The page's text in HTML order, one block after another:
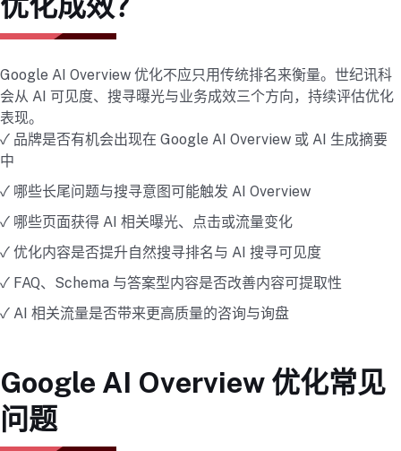
Google AI Overview 优化不应只用传统排名来衡量。世纪讯科
会从 AI 可见度、搜寻曝光与业务成效三个方向，持续评估优化
表现。
✓ 品牌是否有机会出现在 Google AI Overview 或 AI 生成摘要
中
✓ 哪些长尾问题与搜寻意图可能触发 AI Overview
✓ 哪些页面获得 AI 相关曝光、点击或流量变化
✓ 优化内容是否提升自然搜寻排名与 AI 搜寻可见度
✓ FAQ、Schema 与答案型内容是否改善内容可提取性
✓ AI 相关流量是否带来更高质量的咨询与询盘
Google AI Overview 优化常见
问题